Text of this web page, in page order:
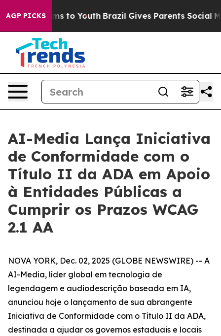
AGP PICKS
Harms to Youth Brazil Gives Parents Social
AI-Media Lança Iniciativa
de Conformidade com o
Título II da ADA em Apoio
à Entidades Públicas a
Cumprir os Prazos WCAG
2.1 AA
NOVA YORK, Dec. 02, 2025 (GLOBE NEWSWIRE) -- A
AI-Media, líder global em tecnologia de
legendagem e audiodescrição baseada em IA,
anunciou hoje o lançamento de sua abrangente
Iniciativa de Conformidade com o Título II da ADA,
destinada a ajudar os governos estaduais e locais